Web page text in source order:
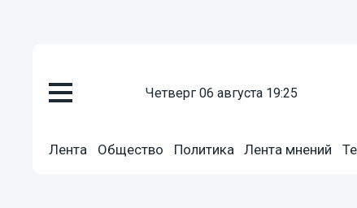
четверг 06 августа 19:25
Лента Общество Политика Лента мнений
25.01.2012 04:13
Чкалова, пройдут в